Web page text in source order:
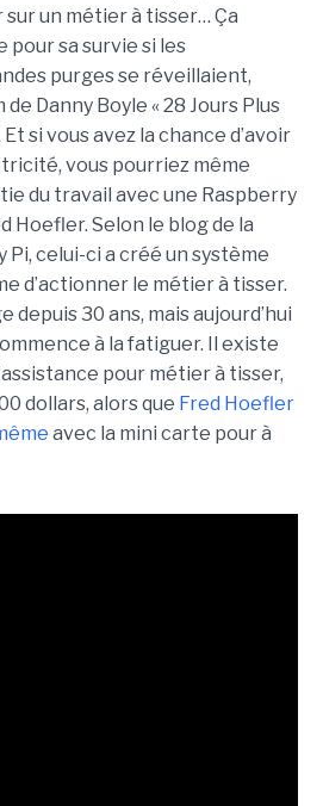
un métier à tisser… Ça
sa survie si les
purges se réveillaient,
Danny Boyle « 28 Jours Plus
si vous avez la chance d’avoir
vous pourriez même
du travail avec une Raspberry
Hoefler. Selon le blog de la
Pi, celui-ci a créé un système
d’actionner le métier à tisser.
depuis 30 ans, mais aujourd’hui
à la fatiguer. Il existe
pour métier à tisser,
dollars, alors que Fred Hoefler
avec la mini carte pour à